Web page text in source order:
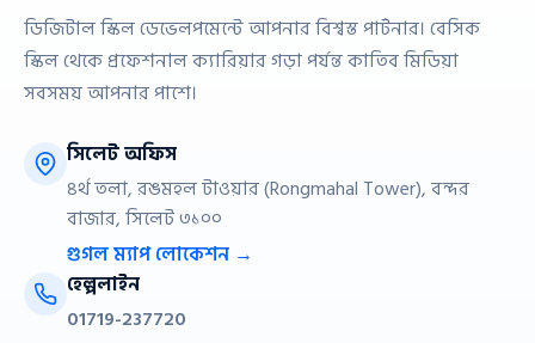
ডিজিটাল স্কিল ডেভেলপমেন্টে আপনার বিশ্বস্ত পার্টনার। বেসিক
স্কিল থেকে প্রফেশনাল ক্যারিয়ার গড়া পর্যন্ত কাতিব মিডিয়া
সবসময় আপনার পাশে।
সিলেট অফিস
৪র্থ তলা, রঙমহল টাওয়ার (Rongmahal Tower), বন্দর
বাজার, সিলেট ৩১০০
গুগল ম্যাপ লোকেশন →
হেল্পলাইন
01719-237720